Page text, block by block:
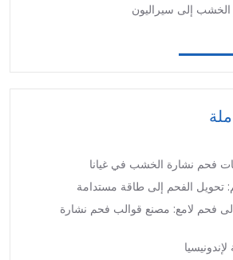
الخشب إلى سيراليون
فحم نشارة الخشب في غيانا
تحويل الفحم إلى طاقة مستدامة
فحم لامع: مصنع قوالب فحم نشارة